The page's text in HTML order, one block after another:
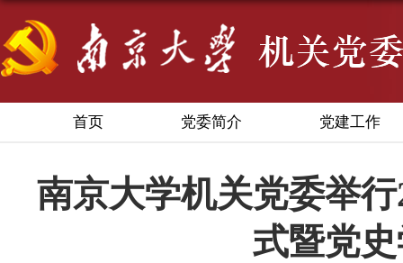
首页 党委简介 党建工作
南京大学机关党委举
式暨党